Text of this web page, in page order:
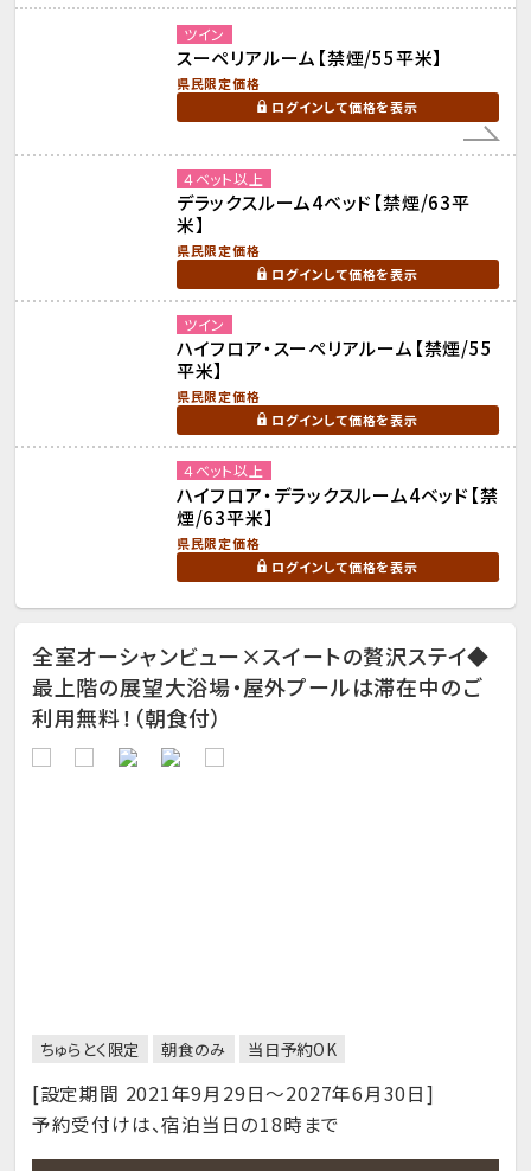
ツイン
スーペリアルーム【禁煙/55平米】
県民限定価格
ログインして価格を表示
４ベット以上
デラックスルーム4ベッド【禁煙/63平
米】
県民限定価格
ログインして価格を表示
ツイン
ハイフロア・スーペリアルーム【禁煙/55
平米】
県民限定価格
ログインして価格を表示
４ベット以上
ハイフロア・デラックスルーム4ベッド【禁
煙/63平米】
県民限定価格
ログインして価格を表示
全室オーシャンビュー×スイートの贅沢ステイ◆
最上階の展望大浴場・屋外プールは滞在中のご
利用無料！（朝食付）
ちゅらとく限定 朝食のみ 当日予約OK
[設定期間 2021年9月29日～2027年6月30日]
予約受付けは、宿泊当日の18時まで